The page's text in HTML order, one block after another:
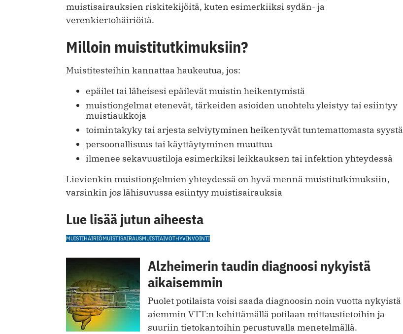
muistisairauksien riskitekijöitä, kuten esimerkiiksi sydän- ja
verenkiertohäiriöitä.
Milloin muistitutkimuksiin?
Muistitesteihin kannattaa haukeutua, jos:
epäilet tai läheisesi epäilevät muistin heikentymistä
muistiongelmat etenevät, tärkeiden asioiden unohtelu yleistyy tai esiintyy
muistiaukkoja
toimintakyky tai arjesta selviytyminen heikentyvät tuntemattomasta syystä
persoonallisuus tai käyttäytyminen muuttuu
ilmenee sekavuustiloja esimerkiksi leikkauksen tai infektion yhteydessä
Lievienkin muistiongelmien yhteydessä on hyvä mennä muistitutkimuksiin,
varsinkin jos lähisuvussa esiintyy muistisairauksia
Lue lisää jutun aiheesta
MUISTIHÄIRIÖMUISTISAIRAUSMUISTIAIVOTHYVINVOINTI
Alzheimerin taudin diagnoosi nykyistä
aikaisemmin
Puolet potilaista voisi saada diagnoosin noin vuotta nykyistä
aiemmin VTT:n kehittämällä potilaan mittaustietoihin ja
suuriin tietokantoihin perustuvalla menetelmällä.